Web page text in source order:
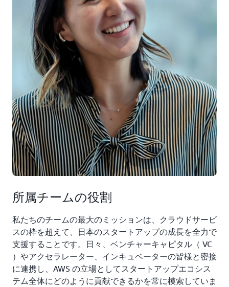
所属チームの役割
私たちのチームの最大のミッションは、クラウドサービ
スの枠を超えて、日本のスタートアップの成長を全力で
支援することです。日々、ベンチャーキャピタル（ VC
）やアクセラレーター、インキュベーターの皆様と密接
に連携し、AWS の立場としてスタートアップエコシス
テム全体にどのように貢献できるかを常に模索していま